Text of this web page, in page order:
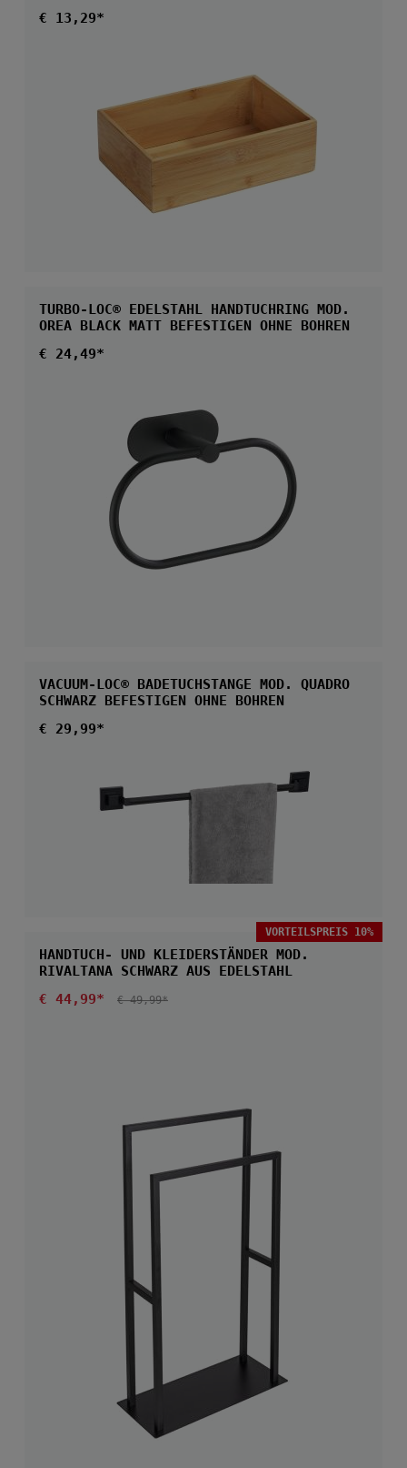
Regulärer Preis:
€ 13,29*
TURBO-LOC® EDELSTAHL HANDTUCHRING MOD.
OREA BLACK MATT BEFESTIGEN OHNE BOHREN
Regulärer Preis:
€ 24,49*
VACUUM-LOC® BADETUCHSTANGE MOD. QUADRO
SCHWARZ BEFESTIGEN OHNE BOHREN
Regulärer Preis:
€ 29,99*
VORTEILSPREIS 10%
HANDTUCH- UND KLEIDERSTÄNDER MOD.
RIVALTANA SCHWARZ AUS EDELSTAHL
Verkaufspreis:
€ 44,99* REGULÄRER PREIS:
€ 49,99*